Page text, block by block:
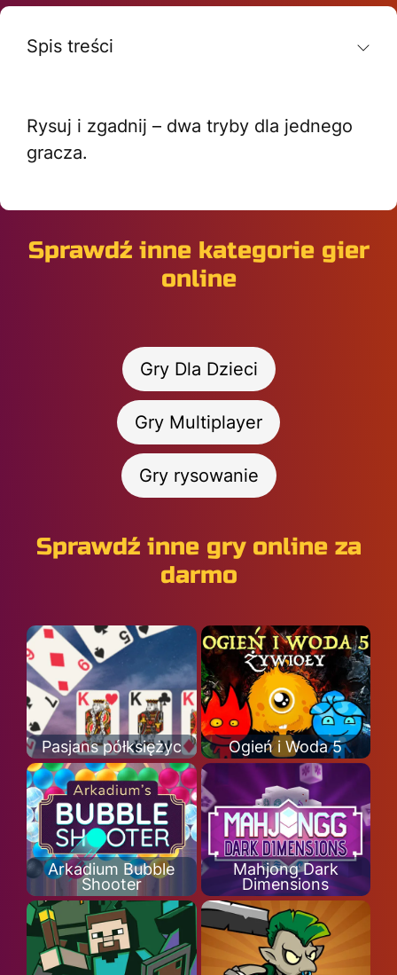
Spis treści
Rysuj i zgadnij – dwa tryby dla jednego
gracza.
Sprawdź inne kategorie gier
online
Gry Dla Dzieci
Gry Multiplayer
Gry rysowanie
Sprawdź inne gry online za
darmo
Pasjans półksiężyc Ogień i Woda 5
Arkadium Bubble
Shooter
Mahjong Dark
Dimensions